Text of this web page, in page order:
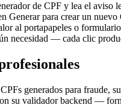
de CPF y lea el aviso
Generar para crear un
al portapapeles o
necesidad — cada clic
generados para fraude,
su validador backend —